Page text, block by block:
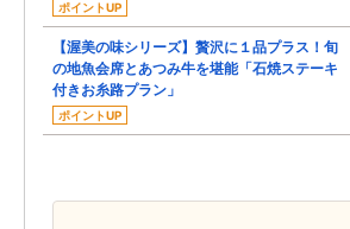
ポイントUP
【渥美の味シリーズ】贅沢に１品プラス！旬
の地魚会席とあつみ牛を堪能「石焼ステーキ
付きお糸路プラン」
ポイントUP